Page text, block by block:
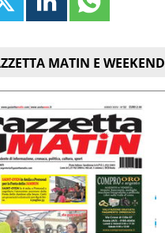
MATIN E WEEKEND